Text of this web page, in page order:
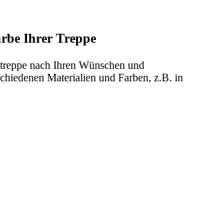
Ihrer Treppe
nach Ihren Wünschen und
Materialien und Farben, z.B. in